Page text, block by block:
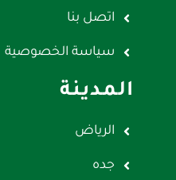
اتصل بنا
سياسة الخصوصية
المدينة
الرياض
جده